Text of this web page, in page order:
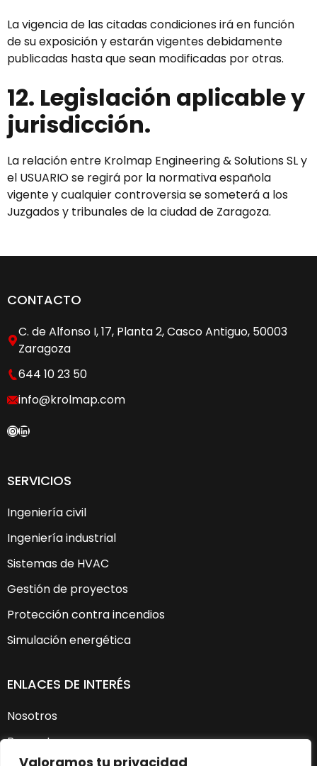
Valoramos tu privacidad
La vigencia de las citadas condiciones irá en función
de su exposición y estarán vigentes debidamente
publicadas hasta que sean modificadas por otras.
12. Legislación aplicable y
jurisdicción.
La relación entre Krolmap Engineering & Solutions SL y
el USUARIO se regirá por la normativa española
vigente y cualquier controversia se someterá a los
Juzgados y tribunales de la ciudad de Zaragoza.
CONTACTO
C. de Alfonso I, 17, Planta 2, Casco Antiguo, 50003
Zaragoza
644 10 23 50
info@krolmap.com
Instagram
LinkedIn
SERVICIOS
Ingeniería civil
Ingeniería industrial
Sistemas de HVAC
Gestión de proyectos
Protección contra incendios
Simulación energética
ENLACES DE INTERÉS
Nosotros
Proyectos